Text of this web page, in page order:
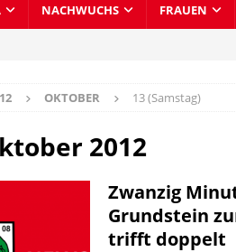
NACHWUCHS FRAUEN
OKTOBER 13 (Samstag)
2012
Zwanzig
Grundstein
trifft doppelt